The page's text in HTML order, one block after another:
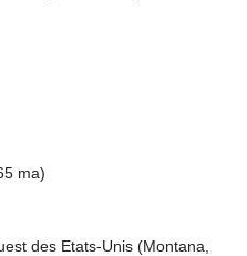
ma)
des Etats-Unis (Montana,